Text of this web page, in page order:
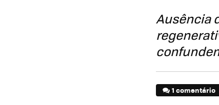
Ausência
1 comentário